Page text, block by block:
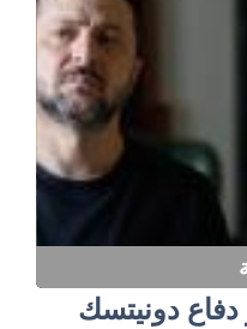
دونيتسك